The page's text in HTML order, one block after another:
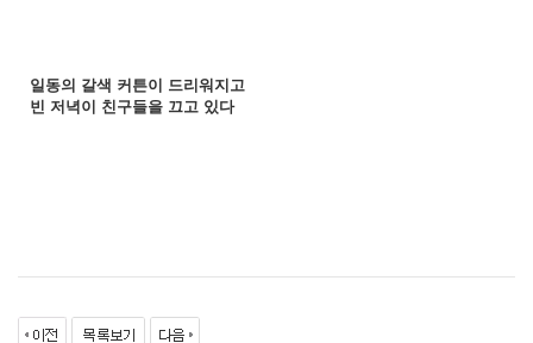
일동의 갈색 커튼이 드리워지고
빈 저녁이 친구들을 끄고 있다